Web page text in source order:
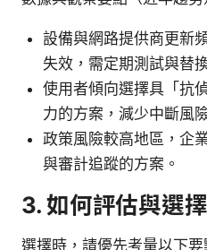
設備與網路提供商更新
失效，需定期測試與替
使用者傾向選擇具「抗
力的方案，減少中斷風
政策風險較高地區，企
與審計追蹤的方案。
3. 如何評估與選
選擇時，請優先考量以下